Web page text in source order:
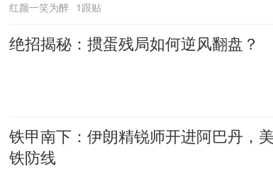
红颜一笑为醉 1跟贴
绝招揭秘：掼蛋残局如何逆风翻盘？
铁甲南下：伊朗精锐师开进阿巴丹，
铁防线